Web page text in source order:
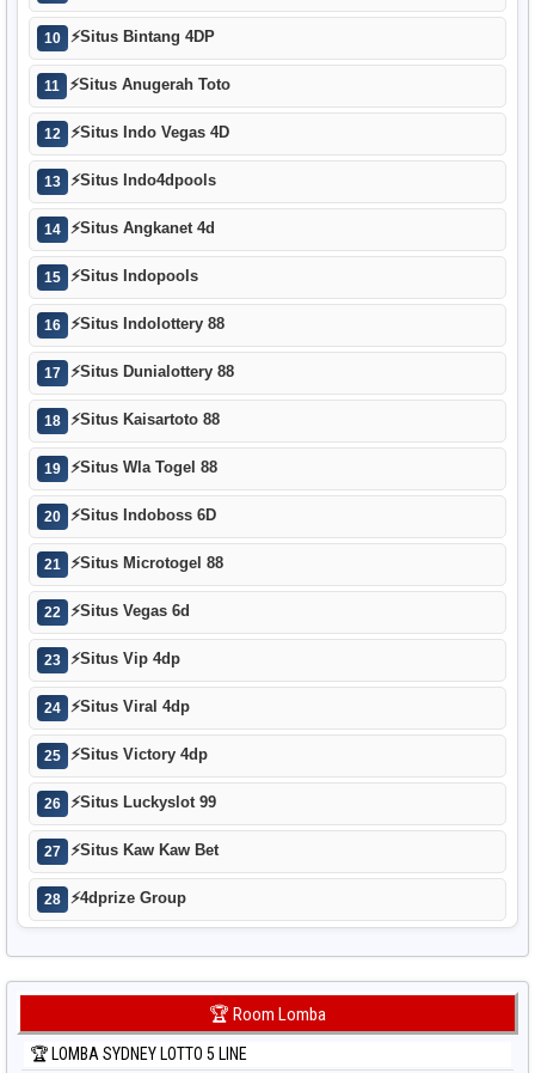
10 ⚡Situs Bintang 4DP
11 ⚡Situs Anugerah Toto
12 ⚡Situs Indo Vegas 4D
13 ⚡Situs Indo4dpools
14 ⚡Situs Angkanet 4d
15 ⚡Situs Indopools
16 ⚡Situs Indolottery 88
17 ⚡Situs Dunialottery 88
18 ⚡Situs Kaisartoto 88
19 ⚡Situs Wla Togel 88
20 ⚡Situs Indoboss 6D
21 ⚡Situs Microtogel 88
22 ⚡Situs Vegas 6d
23 ⚡Situs Vip 4dp
24 ⚡Situs Viral 4dp
25 ⚡Situs Victory 4dp
26 ⚡Situs Luckyslot 99
27 ⚡Situs Kaw Kaw Bet
28 ⚡4dprize Group
🏆 Room Lomba
🏆 LOMBA SYDNEY LOTTO 5 LINE